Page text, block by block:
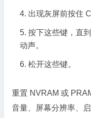
出现灰屏前按住
按下这些键，直
动声。
松开这些键。
重置 NVRAM 或
音量、屏幕分辨率、